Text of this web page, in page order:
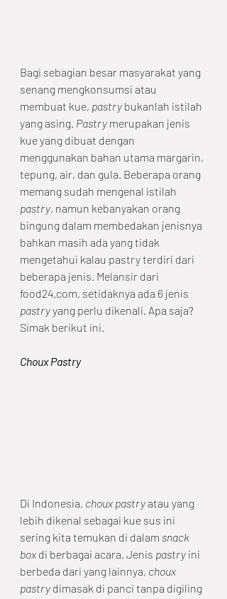
Bagi sebagian besar masyarakat yang
senang mengkonsumsi atau
membuat kue, pastry bukanlah istilah
yang asing. Pastry merupakan jenis
kue yang dibuat dengan
menggunakan bahan utama margarin,
tepung, air, dan gula. Beberapa orang
memang sudah mengenal istilah
pastry, namun kebanyakan orang
bingung dalam membedakan jenisnya
bahkan masih ada yang tidak
mengetahui kalau pastry terdiri dari
beberapa jenis. Melansir dari
food24.com, setidaknya ada 6 jenis
pastry yang perlu dikenali. Apa saja?
Simak berikut ini.
Choux Pastry
Di Indonesia, choux pastry atau yang
lebih dikenal sebagai kue sus ini
sering kita temukan di dalam snack
box di berbagai acara. Jenis pastry ini
berbeda dari yang lainnya, choux
pastry dimasak di panci tanpa digiling